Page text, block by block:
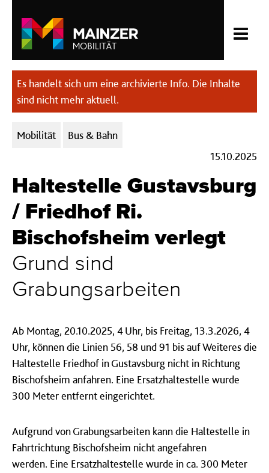
Es handelt sich um eine archivierte Info. Die Inhalte
sind nicht mehr aktuell.
Kategorien:
Mobilität
Bus & Bahn
15.10.2025
Haltestelle Gustavsburg
/ Friedhof Ri.
Bischofsheim verlegt
Grund sind
Grabungsarbeiten
Ab Montag, 20.10.2025, 4 Uhr, bis Freitag, 13.3.2026, 4
Uhr, können die Linien 56, 58 und 91 bis auf Weiteres die
Haltestelle Friedhof in Gustavsburg nicht in Richtung
Bischofsheim anfahren. Eine Ersatzhaltestelle wurde
300 Meter entfernt eingerichtet.
Aufgrund von Grabungsarbeiten kann die Haltestelle in
Fahrtrichtung Bischofsheim nicht angefahren
werden. Eine Ersatzhaltestelle wurde in ca. 300 Meter